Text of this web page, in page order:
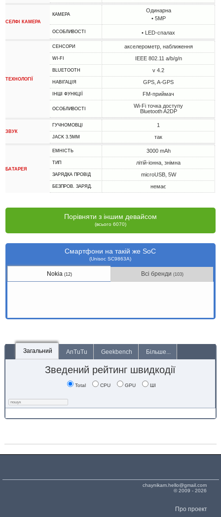
СЕЛФІ КАМЕРА
КАМЕРА
Одинарна
• 5MP
ОСОБЛИВОСТІ • LED-спалах
ТЕХНОЛОГІЇ
СЕНСОРИ акселерометр, наближення
WI-FI IEEE 802.11 a/b/g/n
BLUETOOTH v 4.2
НАВІГАЦІЯ GPS, A-GPS
ІНШІ ФУНКЦІЇ FM-приймач
ОСОБЛИВОСТІ
Wi-Fi точка доступу
Bluetooth A2DP
ЗВУК
ГУЧНОМОВЦІ 1
JACK 3.5MM так
БАТАРЕЯ
ЕМНІСТЬ 3000 mAh
ТИП літій-іонна, знімна
ЗАРЯДКА ПРОВІД microUSB, 5W
БЕЗПРОВ. ЗАРЯД. немає
Порівняти з іншим девайсом
(всього 6070)
Смартфони на такій же SoC
(Unisoc SC9863A)
Nokia (12) Всі бренди (103)
Загальний AnTuTu Geekbench Більше...
Зведений рейтинг швидкодії
Total CPU GPU ШІ
chaynikam.hello@gmail.com
© 2009 - 2026
Про проект